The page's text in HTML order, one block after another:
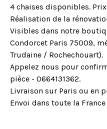
4 chaises disponibles.
Réalisation de la
Visibles dans notre
Condorcet Paris 75009,
Trudaine / Rochechouart).
Appelez nous pour
pièce - 0664131362.
Livraison sur Paris ou en
Envoi dans toute la